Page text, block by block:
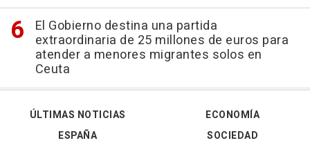
El Gobierno destina una partida
extraordinaria de 25 millones de euros para
atender a menores migrantes solos en
Ceuta
ÚLTIMAS NOTICIAS
ESPAÑA
ECONOMÍA
SOCIEDAD